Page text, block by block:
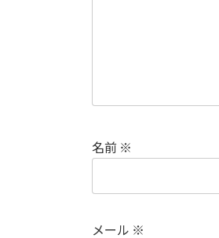
名前 ※
メール ※